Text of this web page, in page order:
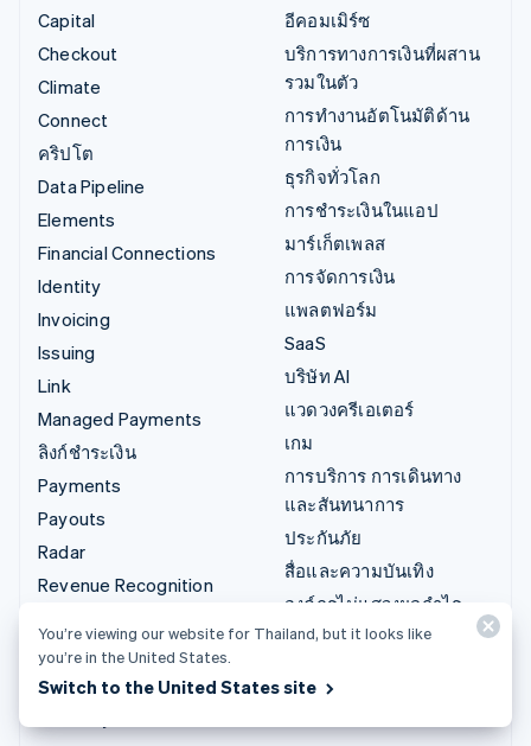
Capital
Checkout
Climate
Connect
คริปโต
Data Pipeline
Elements
Financial Connections
Identity
Invoicing
Issuing
Link
Managed Payments
ลิงก์ชำระเงิน
Payments
Payouts
Radar
Revenue Recognition
Tax
Terminal
อีคอมเมิร์ซ
บริการทางการเงินที่ผสาน
รวมในตัว
การทำงานอัตโนมัติด้าน
การเงิน
ธุรกิจทั่วโลก
การชำระเงินในแอป
มาร์เก็ตเพลส
การจัดการเงิน
แพลตฟอร์ม
SaaS
บริษัท AI
แวดวงครีเอเตอร์
เกม
การบริการ การเดินทาง
และสันทนาการ
ประกันภัย
สื่อและความบันเทิง
องค์กรไม่แสวงผลกำไร
บริการเฉพาะทาง
ธุรกิจค้าปลีก
You’re viewing our website for Thailand, but it looks like
you’re in the United States.
Switch to the United States site